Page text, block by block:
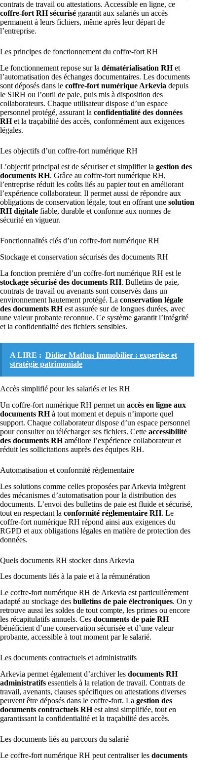
contrats de travail ou attestations. Accessible en ligne, ce
coffre-fort RH sécurisé garantit aux salariés un accès
permanent à leurs fichiers, même après leur départ de
l’entreprise.
Les principes de fonctionnement du coffre-fort RH
Le fonctionnement repose sur la dématérialisation RHet
l’automatisation des échanges documentaires. Les documents
sont déposés dans le coffre-fort numérique Arkevia depuis
le SIRH ou l’outil de paie, puis mis à disposition des
collaborateurs. Chaque utilisateur dispose d’un espace
personnel protégé, assurant la confidentialité des données
RHet la traçabilité des accès, conformément aux exigences
légales.
Les objectifs d’un coffre-fort numérique RH
L’objectif principal est de sécuriser et simplifier la gestion des
documents RH. Grâce au coffre-fort numérique RH,
l’entreprise réduit les coûts liés au papier tout en améliorant
l’expérience collaborateur. Il permet aussi de répondre aux
obligations de conservation légale, tout en offrant une solution
RH digitale fiable, durable et conforme aux normes de
sécurité en vigueur.
Fonctionnalités clés d’un coffre-fort numérique RH
Stockage et conservation sécurisés des documents RH
La fonction première d’un coffre-fort numérique RH est le
stockage sécurisé des documents RH. Bulletins de paie,
contrats de travail ou avenants sont conservés dans un
environnement hautement protégé. La conservation légale
des documents RHest assurée sur de longues durées, avec
une valeur probante reconnue. Ce système garantit l’intégrité
et la confidentialité des fichiers sensibles.
A LIRE : Didier Mathus Immobilier : expertise et
stratégie patrimoniale
Accès simplifié pour les salariés et les RH
Un coffre-fort numérique RH permet un accès en ligne aux
documents RHà tout moment et depuis n’importe quel
support. Chaque collaborateur dispose d’un espace personnel
pour consulter ou télécharger ses fichiers. Cette accessibilité
des documents RHaméliore l’expérience collaborateur et
réduit les sollicitations auprès des équipes RH.
Automatisation et conformité réglementaire
Les solutions comme celles proposées par Arkevia intègrent
des mécanismes d’automatisation pour la distribution des
documents. L’envoi des bulletins de paie est fluide et sécurisé,
tout en respectant la conformité réglementaire RH. Le
coffre-fort numérique RH répond ainsi aux exigences du
RGPD et aux obligations légales en matière de protection des
données.
Quels documents RH stocker dans Arkevia
Les documents liés à la paie et à la rémunération
Le coffre-fort numérique RH de Arkevia est particulièrement
adapté au stockage des bulletins de paie électroniques. On y
retrouve aussi les soldes de tout compte, les primes ou encore
les récapitulatifs annuels. Ces documents de paie RH
bénéficient d’une conservation sécurisée et d’une valeur
probante, accessible à tout moment par le salarié.
Les documents contractuels et administratifs
Arkevia permet également d’archiver les documents RH
administratifs essentiels à la relation de travail. Contrats de
travail, avenants, clauses spécifiques ou attestations diverses
peuvent être déposés dans le coffre-fort. La gestion des
documents contractuels RHest ainsi simplifiée, tout en
garantissant la confidentialité et la traçabilité des accès.
Les documents liés au parcours du salarié
Le coffre-fort numérique RH peut centraliser les documents